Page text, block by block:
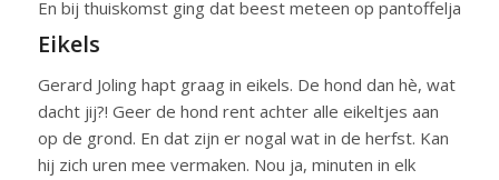
En bij thuiskomst ging dat beest meteen op pantoffeljacht.
Eikels
Gerard Joling hapt graag in eikels. De hond dan hè, wat
dacht jij?! Geer de hond rent achter alle eikeltjes aan
op de grond. En dat zijn er nogal wat in de herfst. Kan
hij zich uren mee vermaken. Nou ja, minuten in elk